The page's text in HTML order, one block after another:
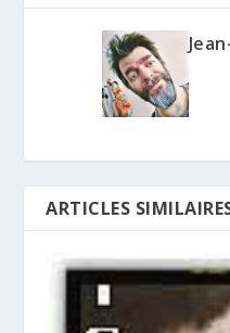
ARTICLES